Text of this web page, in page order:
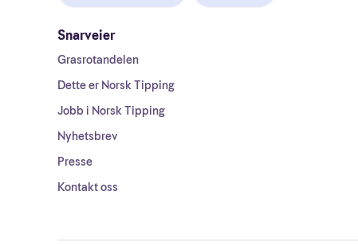
Snarveier
Grasrotandelen
Dette er Norsk Tipping
Jobb i Norsk Tipping
Nyhetsbrev
Presse
Kontakt oss